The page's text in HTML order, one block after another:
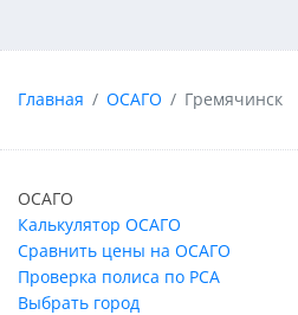
Главная ОСАГО Гремячинск
ОСАГО
Калькулятор ОСАГО
Сравнить цены на ОСАГО
Проверка полиса по РСА
Выбрать город